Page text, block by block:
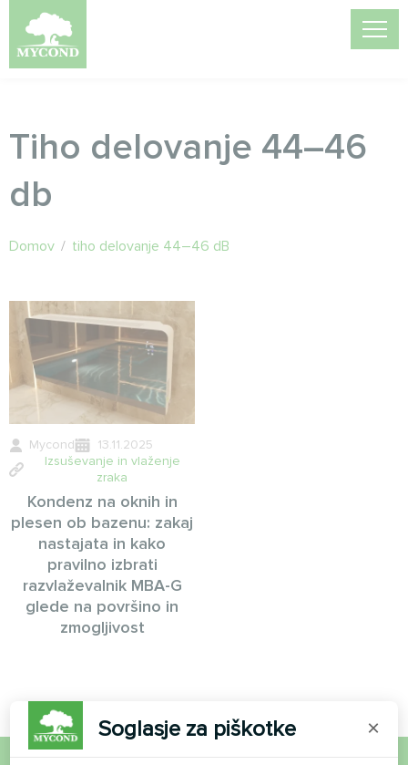
Tiho delovanje 44–46
db
Domov / tiho delovanje 44–46 dB
Mycond
13.11.2025
Izsuševanje in vlaženje
zraka
Kondenz na oknih in
plesen ob bazenu: zakaj
nastajata in kako
pravilno izbrati
razvlaževalnik MBA-G
glede na površino in
zmogljivost
Soglasje za piškotke ×